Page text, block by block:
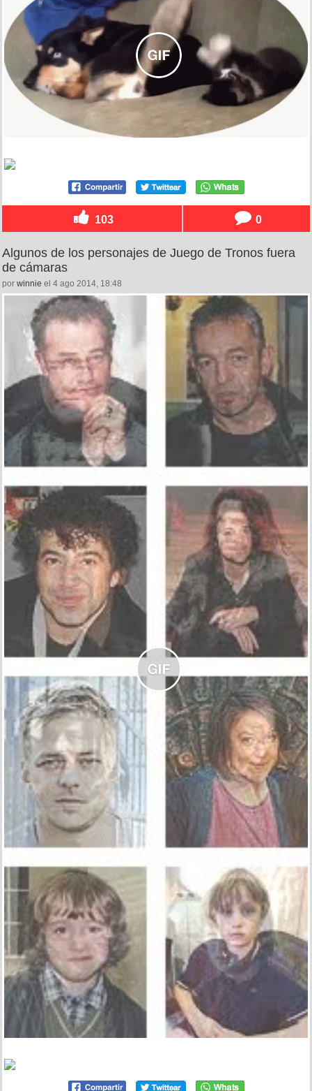
103 0
Algunos de los personajes de Juego de Tronos fuera
de cámaras
por winnie el 4 ago 2014, 18:48